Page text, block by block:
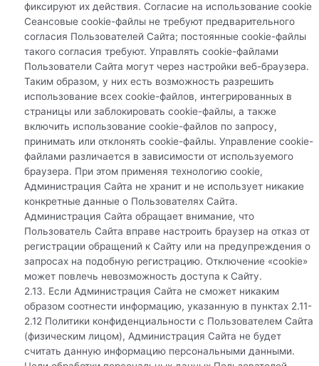
фиксируют их действия. Согласие на использование cookie
Сеансовые cookie-файлы не требуют предварительного
согласия Пользователей Сайта; постоянные cookie-файлы
такого согласия требуют. Управлять cookie-файлами
Пользователи Сайта могут через настройки веб-браузера.
Таким образом, у них есть возможность разрешить
использование всех cookie-файлов, интегрированных в
страницы или заблокировать cookie-файлы, а также
включить использование cookie-файлов по запросу,
принимать или отклонять cookie-файлы. Управление cookie-
файлами различается в зависимости от используемого
браузера. При этом применяя технологию cookie,
Администрация Сайта не хранит и не использует никакие
конкретные данные о Пользователях Сайта.
Администрация Сайта обращает внимание, что
Пользователь Сайта вправе настроить браузер на отказ от
регистрации обращений к Сайту или на предупреждения о
запросах на подобную регистрацию. Отключение «cookie»
может повлечь невозможность доступа к Сайту.
2.13. Если Администрация Сайта не сможет никаким
образом соотнести информацию, указанную в пунктах 2.11-
2.12 Политики конфиденциальности с Пользователем Сайта
(физическим лицом), Администрация Сайта не будет
считать данную информацию персональными данными.